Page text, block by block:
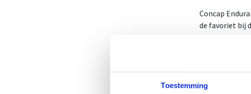
Toestemming
Concap
de favoriet bij
Deze
vele andere
1 potje bevat